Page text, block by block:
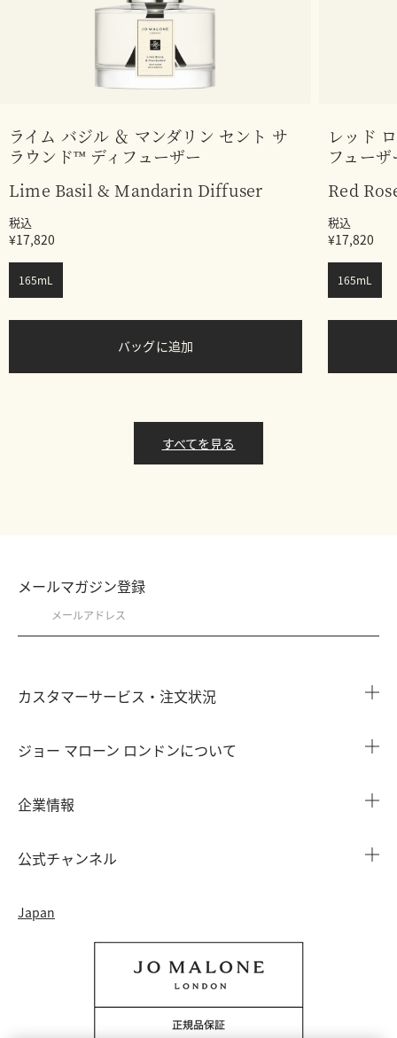
ライム バジル ＆ マンダリン セント サ
ラウンド™ ディフューザー
Lime Basil & Mandarin Diffuser
税込
¥17,820
165mL
バッグに追加
レッド
フューザ
Red
税込
¥17,820
165mL
すべてを見る
メールマガジン登録
カスタマーサービス・注文状況
会員情報
注文履歴
返品・交換について
オンラインショッピングについて
電話でのお問い合わせ 0120-950-701
ジョー マローン ロンドンについて
カウンターサービス予約
フレグランス ファインダー
企業情報
特定商取引法に基づく表示
カウンター プライバシーポリシー
公式チャンネル
Japan